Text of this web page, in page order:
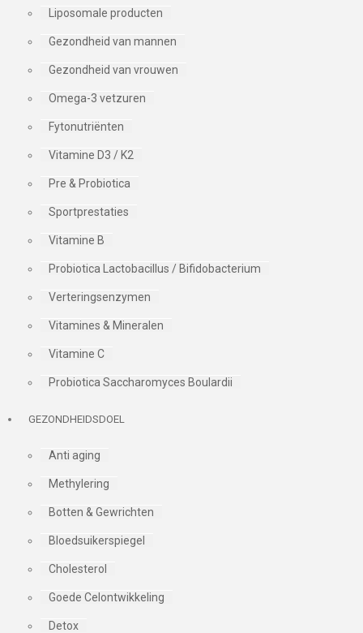
Liposomale producten
Gezondheid van mannen
Gezondheid van vrouwen
Omega-3 vetzuren
Fytonutriënten
Vitamine D3 / K2
Pre & Probiotica
Sportprestaties
Vitamine B
Probiotica Lactobacillus / Bifidobacterium
Verteringsenzymen
Vitamines & Mineralen
Vitamine C
Probiotica Saccharomyces Boulardii
GEZONDHEIDSDOEL
Anti aging
Methylering
Botten & Gewrichten
Bloedsuikerspiegel
Cholesterol
Goede Celontwikkeling
Detox